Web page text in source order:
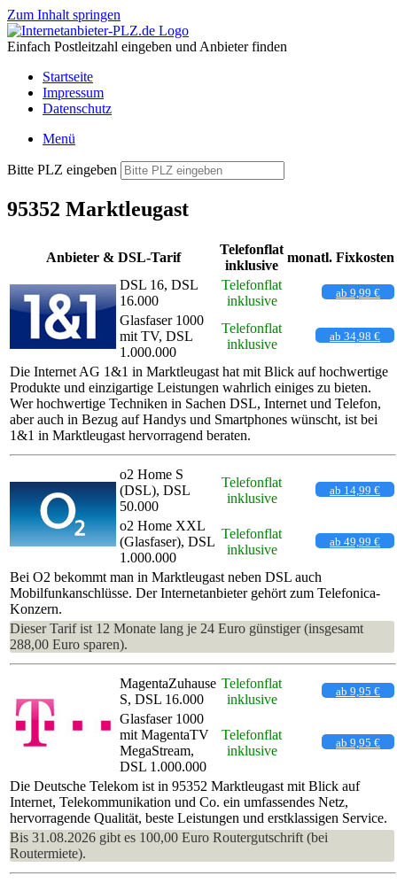
Zum Inhalt springen
Einfach Postleitzahl eingeben und Anbieter finden
Startseite
Impressum
Datenschutz
Menü
Bitte PLZ eingeben
95352 Marktleugast
Anbieter & DSL-Tarif
Telefonflat
inklusive
monatl. Fixkosten
DSL 16, DSL
16.000
Telefonflat
inklusive
ab 9,99 €
Glasfaser 1000
mit TV, DSL
1.000.000
Telefonflat
inklusive
ab 34,98 €
Die Internet AG 1&1 in Marktleugast hat mit Blick auf hochwertige
Produkte und einzigartige Leistungen wahrlich einiges zu bieten.
Wer hochwertige Techniken in Sachen DSL, Internet und Telefon,
aber auch in Bezug auf Handys und Smartphones wünscht, ist bei
1&1 in Marktleugast hervorragend beraten.
o2 Home S
(DSL), DSL
50.000
Telefonflat
inklusive
ab 14,99 €
o2 Home XXL
(Glasfaser), DSL
1.000.000
Telefonflat
inklusive
ab 49,99 €
Bei O2 bekommt man in Marktleugast neben DSL auch
Mobilfunkanschlüsse. Der Internetanbieter gehört zum Telefonica-
Konzern.
Dieser Tarif ist 12 Monate lang je 24 Euro günstiger (insgesamt
288,00 Euro sparen).
MagentaZuhause
S, DSL 16.000
Telefonflat
inklusive
ab 9,95 €
Glasfaser 1000
mit MagentaTV
MegaStream,
DSL 1.000.000
Telefonflat
inklusive
ab 9,95 €
Die Deutsche Telekom ist in 95352 Marktleugast mit Blick auf
Internet, Telekommunikation und Co. ein umfassendes Netz,
hervorragende Qualität, beste Leistungen und erstklassigen Service.
Bis 31.08.2026 gibt es 100,00 Euro Routergutschrift (bei
Routermiete).